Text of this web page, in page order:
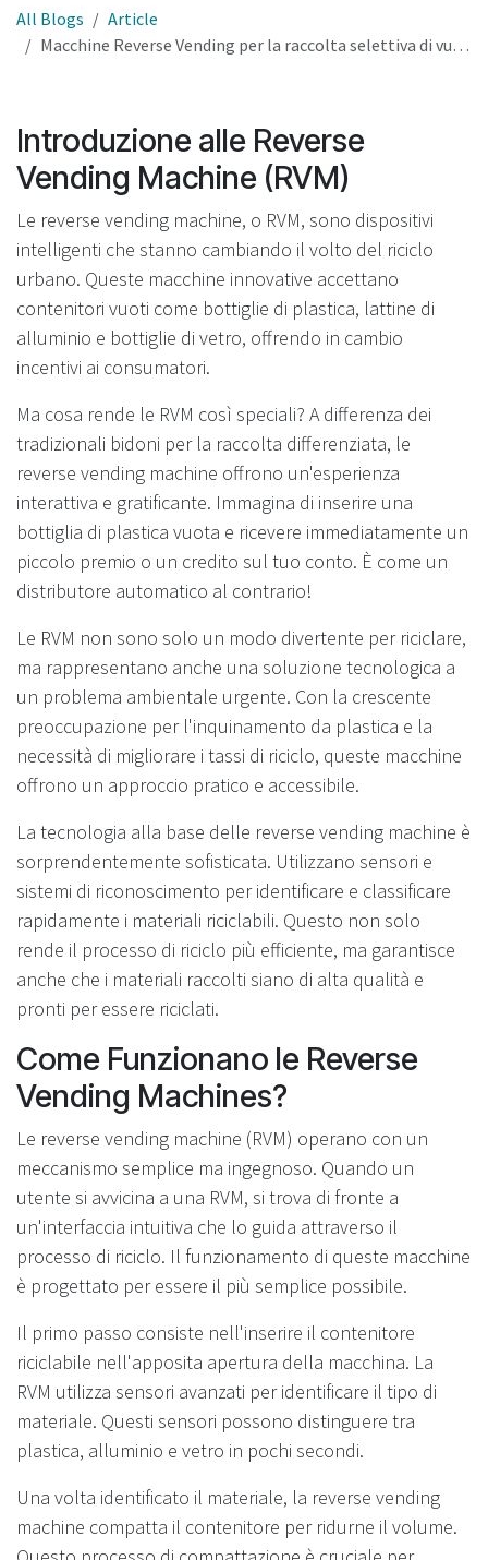
All Blogs
Article
Macchine Reverse Vending per la raccolta selettiva di vuoti.
Introduzione alle Reverse
Vending Machine (RVM)
Le reverse vending machine, o RVM, sono dispositivi
intelligenti che stanno cambiando il volto del riciclo
urbano. Queste macchine innovative accettano
contenitori vuoti come bottiglie di plastica, lattine di
alluminio e bottiglie di vetro, offrendo in cambio
incentivi ai consumatori.
Ma cosa rende le RVM così speciali? A differenza dei
tradizionali bidoni per la raccolta differenziata, le
reverse vending machine offrono un'esperienza
interattiva e gratificante. Immagina di inserire una
bottiglia di plastica vuota e ricevere immediatamente un
piccolo premio o un credito sul tuo conto. È come un
distributore automatico al contrario!
Le RVM non sono solo un modo divertente per riciclare,
ma rappresentano anche una soluzione tecnologica a
un problema ambientale urgente. Con la crescente
preoccupazione per l'inquinamento da plastica e la
necessità di migliorare i tassi di riciclo, queste macchine
offrono un approccio pratico e accessibile.
La tecnologia alla base delle reverse vending machine è
sorprendentemente sofisticata. Utilizzano sensori e
sistemi di riconoscimento per identificare e classificare
rapidamente i materiali riciclabili. Questo non solo
rende il processo di riciclo più efficiente, ma garantisce
anche che i materiali raccolti siano di alta qualità e
pronti per essere riciclati.
Come Funzionano le Reverse
Vending Machines?
Le reverse vending machine (RVM) operano con un
meccanismo semplice ma ingegnoso. Quando un
utente si avvicina a una RVM, si trova di fronte a
un'interfaccia intuitiva che lo guida attraverso il
processo di riciclo. Il funzionamento di queste macchine
è progettato per essere il più semplice possibile.
Il primo passo consiste nell'inserire il contenitore
riciclabile nell'apposita apertura della macchina. La
RVM utilizza sensori avanzati per identificare il tipo di
materiale. Questi sensori possono distinguere tra
plastica, alluminio e vetro in pochi secondi.
Una volta identificato il materiale, la reverse vending
machine compatta il contenitore per ridurne il volume.